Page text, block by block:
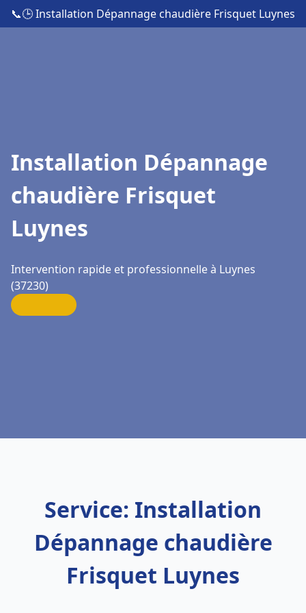
📞🕒 Installation Dépannage chaudière Frisquet Luynes
Installation Dépannage
chaudière Frisquet
Luynes
Intervention rapide et professionnelle à Luynes
(37230)
Service: Installation
Dépannage chaudière
Frisquet Luynes